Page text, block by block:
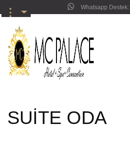
Whatsapp Destek:
︙
SUİTE ODA